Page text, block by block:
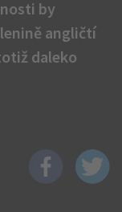
by
angličtí
daleko